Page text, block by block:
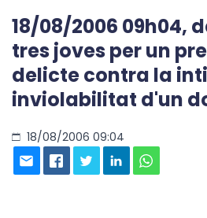
18/08/2006 09h04,
tres joves per un
delicte contra la
inviolabilitat d'un
18/08/2006 09:04